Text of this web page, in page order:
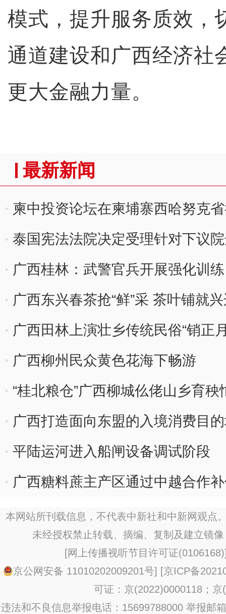
模式，提升服务质效，
通道建设和广西经济社
更大金融力量。
最新新闻
柬中投资论坛在柬埔寨西哈努克
泰国宪法法院决定受理针对下议
广西桂林：武警官兵开展强化训练
广西东兴春茶抢“鲜”采 茶叶铺就
广西田林上演壮乡传统民俗“销正
广西柳州民众黄色花海下畅游
“桂北粮仓”广西柳城仫佬山乡育秧
广西打造面向东盟的入境消费目
平陆运河进入船闸设备调试阶段
广西糖料蔗主产区通过中越合作
本网站所刊载信息，不代表中新社和中新网观点
未经授权禁止转载、摘编、复制及建立镜
[网上传播视听节目许可证(0106168)
京公网安备 11010202009201号] [京ICP备
可证：京(2022)0000118；京
违法和不良信息举报电话：15699788000 举报邮